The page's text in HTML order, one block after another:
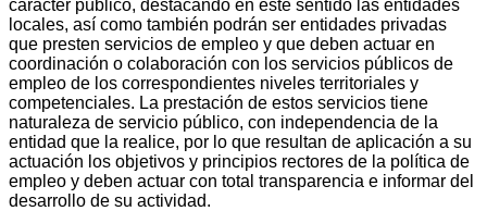
carácter público, destacando en este sentido las entidades
locales, así como también podrán ser entidades privadas
que presten servicios de empleo y que deben actuar en
coordinación o colaboración con los servicios públicos de
empleo de los correspondientes niveles territoriales y
competenciales. La prestación de estos servicios tiene
naturaleza de servicio público, con independencia de la
entidad que la realice, por lo que resultan de aplicación a su
actuación los objetivos y principios rectores de la política de
empleo y deben actuar con total transparencia e informar del
desarrollo de su actividad.